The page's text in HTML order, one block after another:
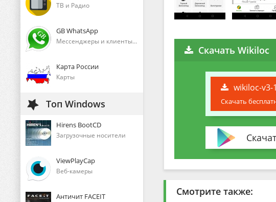
ТВ и Радио
GB WhatsApp
Мессенджеры и клиенты голосового общения
Карта России
Карты
Топ Windows
Hirens BootCD
Загрузочные носители
ViewPlayCap
Веб-камеры
Античит FACEIT
Скачать Wikiloc
wikiloc-v3-
Скачать
Смотрите также: